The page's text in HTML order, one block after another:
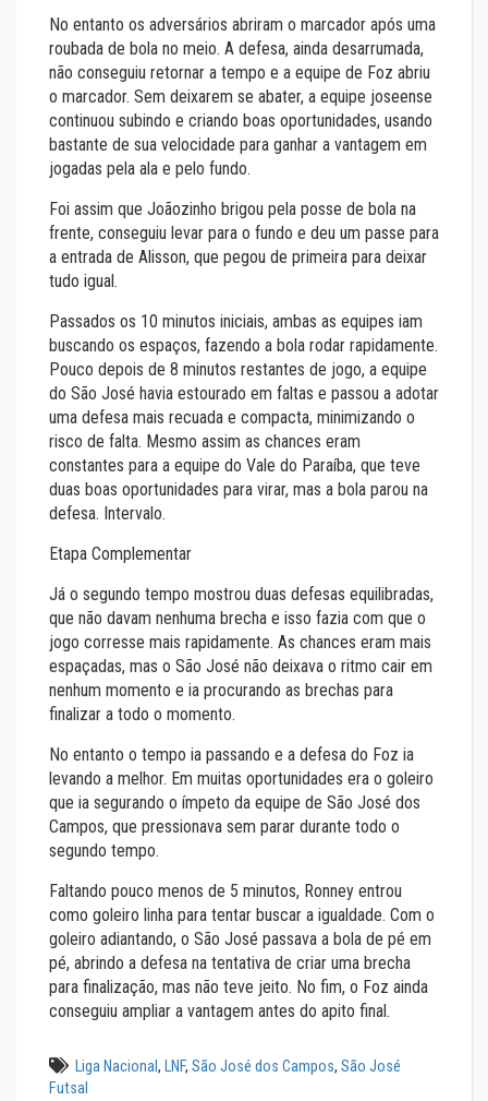
No entanto os adversários abriram o marcador após uma
roubada de bola no meio. A defesa, ainda desarrumada,
não conseguiu retornar a tempo e a equipe de Foz abriu
o marcador. Sem deixarem se abater, a equipe joseense
continuou subindo e criando boas oportunidades, usando
bastante de sua velocidade para ganhar a vantagem em
jogadas pela ala e pelo fundo.
Foi assim que Joãozinho brigou pela posse de bola na
frente, conseguiu levar para o fundo e deu um passe para
a entrada de Alisson, que pegou de primeira para deixar
tudo igual.
Passados os 10 minutos iniciais, ambas as equipes iam
buscando os espaços, fazendo a bola rodar rapidamente.
Pouco depois de 8 minutos restantes de jogo, a equipe
do São José havia estourado em faltas e passou a adotar
uma defesa mais recuada e compacta, minimizando o
risco de falta. Mesmo assim as chances eram
constantes para a equipe do Vale do Paraíba, que teve
duas boas oportunidades para virar, mas a bola parou na
defesa. Intervalo.
Etapa Complementar
Já o segundo tempo mostrou duas defesas equilibradas,
que não davam nenhuma brecha e isso fazia com que o
jogo corresse mais rapidamente. As chances eram mais
espaçadas, mas o São José não deixava o ritmo cair em
nenhum momento e ia procurando as brechas para
finalizar a todo o momento.
No entanto o tempo ia passando e a defesa do Foz ia
levando a melhor. Em muitas oportunidades era o goleiro
que ia segurando o ímpeto da equipe de São José dos
Campos, que pressionava sem parar durante todo o
segundo tempo.
Faltando pouco menos de 5 minutos, Ronney entrou
como goleiro linha para tentar buscar a igualdade. Com o
goleiro adiantando, o São José passava a bola de pé em
pé, abrindo a defesa na tentativa de criar uma brecha
para finalização, mas não teve jeito. No fim, o Foz ainda
conseguiu ampliar a vantagem antes do apito final.
Liga Nacional, LNF, São José dos Campos, São José
Futsal